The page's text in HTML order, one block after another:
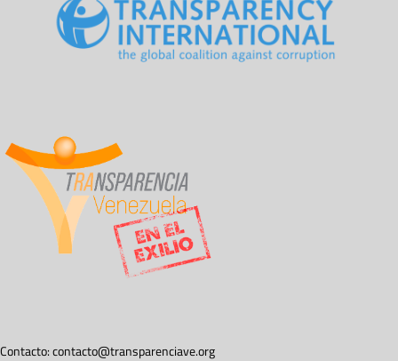
Contacto:contacto@transparenciave.org